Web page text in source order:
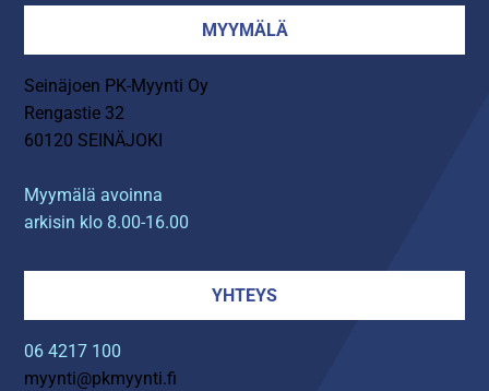
MYYMÄLÄ
Seinäjoen PK-Myynti Oy
Rengastie 32
60120 SEINÄJOKI
Myymälä avoinna
arkisin klo 8.00-16.00
YHTEYS
06 4217 100
myynti@pkmyynti.fi